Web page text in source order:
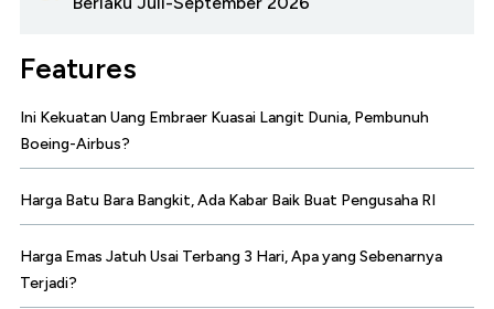
Features
Ini Kekuatan Uang Embraer Kuasai Langit Dunia, Pembunuh
Boeing-Airbus?
Harga Batu Bara Bangkit, Ada Kabar Baik Buat Pengusaha RI
Harga Emas Jatuh Usai Terbang 3 Hari, Apa yang Sebenarnya
Terjadi?